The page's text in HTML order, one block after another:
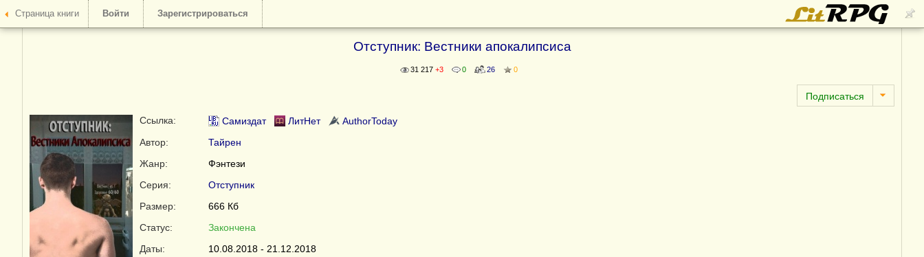
Страница книги Войти Зарегистрироваться
Отступник: Вестники апокалипсиса
31 217 +3 0 26 0
Ссылка: Самиздат ЛитНет
AuthorToday
Автор:
Тайрен
Жанр:
Фэнтези
Серия:
Отступник
Размер:
666 Кб
Статус:
Закончена
Даты:
10.08.2018 - 21.12.2018